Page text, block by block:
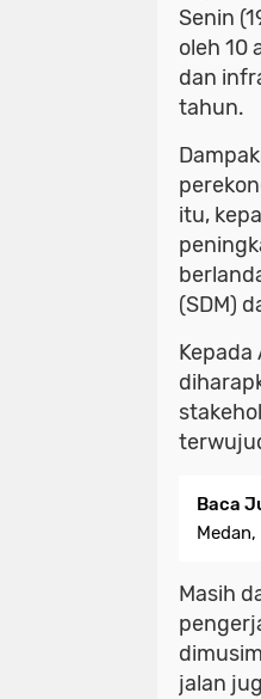
Senin
oleh 10
dan
tahun.
itu,
(SDM)
Kepada
Baca
Masih
jalan